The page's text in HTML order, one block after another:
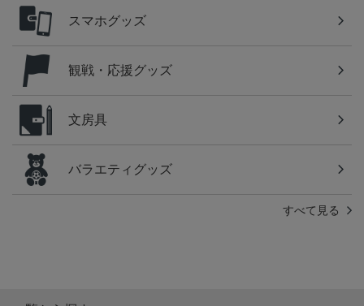
スマホグッズ
観戦・応援グッズ
文房具
バラエティグッズ
すべて見る